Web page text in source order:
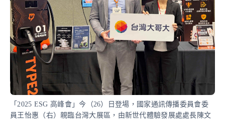
「2025 ESG 高峰會」今（26）日登場，國家通訊傳播委員會委
員王怡惠（右）親臨台灣大展區，由新世代體驗發展處處長陳文